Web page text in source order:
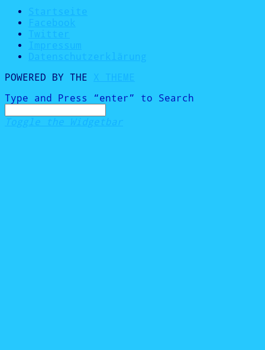
POWERED BY THE
Type and Press “enter” to Search